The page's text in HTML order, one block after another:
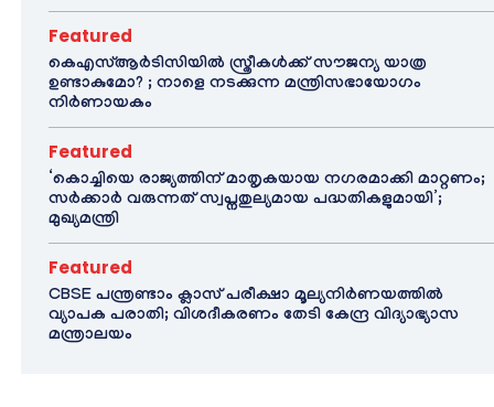
Featured
കെഎസ്ആർടിസിയിൽ സ്ത്രീകൾക്ക് സൗജന്യ യാത്ര
ഉണ്ടാകുമോ? ; നാളെ നടക്കുന്ന മന്ത്രിസഭായോഗം
നിർണായകം
Featured
‘കൊച്ചിയെ രാജ്യത്തിന് മാതൃകയായ നഗരമാക്കി മാറ്റണം;
സർക്കാർ വരുന്നത് സ്വപ്നതുല്യമായ പദ്ധതികളുമായി’;
മുഖ്യമന്ത്രി
Featured
CBSE പന്ത്രണ്ടാം ക്ലാസ് പരീക്ഷാ മൂല്യനിർണയത്തിൽ
വ്യാപക പരാതി; വിശദീകരണം തേടി കേന്ദ്ര വിദ്യാഭ്യാസ
മന്ത്രാലയം